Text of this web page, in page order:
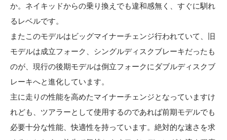
か。ネイキッドからの乗り換えでも違和感無く、すぐに馴れ
るレベルです。
またこのモデルはビッグマイナーチェンジ行われていて、旧
モデルは成立フォーク、シングルディスクブレーキだったも
のが、現行の後期モデルは倒立フォークにダブルディスクブ
レーキへと進化しています。
主に走りの性能を高めたマイナーチェンジとなっていますけ
れども、ツアラーとして使用するのであれば前期モデルでも
必要十分な性能、快適性を持っています。絶対的な速さを求